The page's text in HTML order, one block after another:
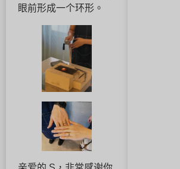
眼前形成一个环形。